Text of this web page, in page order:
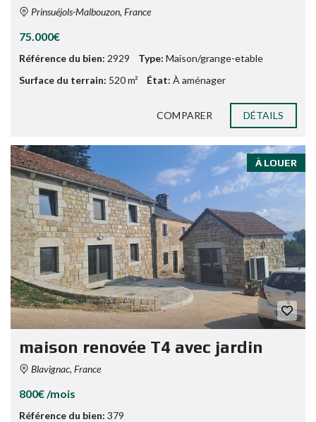
Prinsuéjols-Malbouzon, France
75.000€
Référence du bien: 2929 Type: Maison/grange-etable
Surface du terrain: 520 m² État: À aménager
COMPARER DÉTAILS
À LOUER
maison renovée T4 avec jardin
Blavignac, France
800€ /mois
Référence du bien: 379